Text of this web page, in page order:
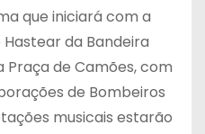
que iniciará com a
da Bandeira
Praça de Camões, com
de Bombeiros
musicais estarão